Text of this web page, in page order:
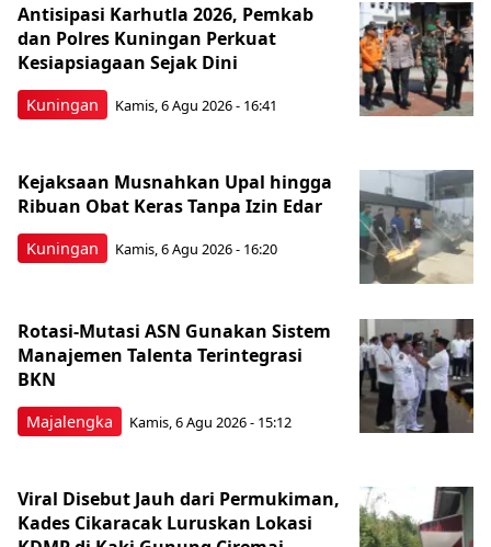
Kuningan
Antisipasi Karhutla 2026, Pemkab
dan Polres Kuningan Perkuat
Kesiapsiagaan Sejak Dini
Kamis, 6 Agu 2026 - 16:41
Kuningan
Kejaksaan Musnahkan Upal hingga
Ribuan Obat Keras Tanpa Izin Edar
Kamis, 6 Agu 2026 - 16:20
Majalengka
Rotasi-Mutasi ASN Gunakan Sistem
Manajemen Talenta Terintegrasi
BKN
Kamis, 6 Agu 2026 - 15:12
Viral Disebut Jauh dari Permukiman,
Kades Cikaracak Luruskan Lokasi